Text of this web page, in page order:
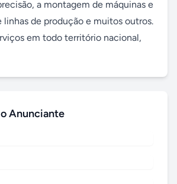
a montagem de máquinas e
linhas de produção e muitos outros.
em todo território nacional,
Anunciante